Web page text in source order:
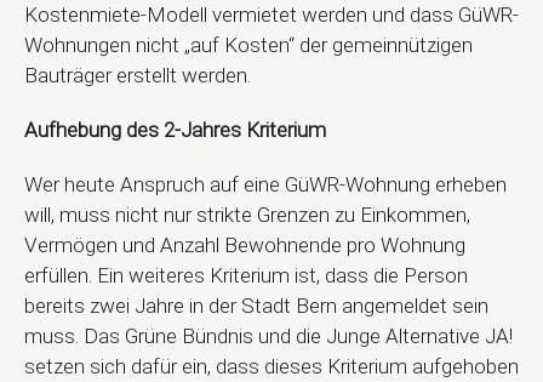
Kostenmiete-Modell vermietet werden und dass GüWR-
Wohnungen nicht „auf Kosten“ der gemeinnützigen
Bauträger erstellt werden.
Aufhebung des 2-Jahres Kriterium
Wer heute Anspruch auf eine GüWR-Wohnung erheben
will, muss nicht nur strikte Grenzen zu Einkommen,
Vermögen und Anzahl Bewohnende pro Wohnung
erfüllen. Ein weiteres Kriterium ist, dass die Person
bereits zwei Jahre in der Stadt Bern angemeldet sein
muss. Das Grüne Bündnis und die Junge Alternative JA!
setzen sich dafür ein, dass dieses Kriterium aufgehoben